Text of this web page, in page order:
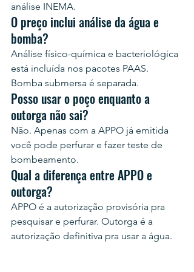
análise INEMA.
O preço inclui análise da água e
bomba?
Análise físico-química e bacteriológica
está incluída nos pacotes PAAS.
Bomba submersa é separada.
Posso usar o poço enquanto a
outorga não sai?
Não. Apenas com a APPO já emitida
você pode perfurar e fazer teste de
bombeamento.
Qual a diferença entre APPO e
outorga?
APPO é a autorização provisória pra
pesquisar e perfurar. Outorga é a
autorização definitiva pra usar a água.